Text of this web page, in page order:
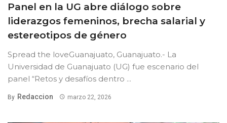
Panel en la UG abre diálogo sobre
liderazgos femeninos, brecha salarial y
estereotipos de género
Spread the loveGuanajuato, Guanajuato.- La
Universidad de Guanajuato (UG) fue escenario del
panel “Retos y desafíos dentro ...
By Redaccion marzo 22, 2026